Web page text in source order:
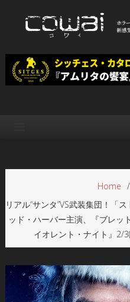
WEB映画マ
Home
リアル“サンタ”VS武装集団！「
ッド・ハーバー主演、『ブレッ
イオレント・ナイト』2/